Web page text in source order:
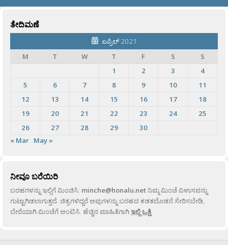
ತೇದಿಮಣೆ
ಏಪ್ರಿಲ್ 2021
M
T W T F S
S
1
2 3
4
5
6 7 8 9 10
11
12
13 14 15 16 17
18
19
20 21 22 23 24
25
26
27 28 29
30
« Mar May »
ನೀವೂ ಬರೆಯಿರಿ
ಬರಹಗಳನ್ನು ಇಲ್ಲಿಗೆ ಮಿಂಚಿಸಿ: minche@honalu.netನಿಮ್ಮ ಮಿಂಚೆ ವಿಳಾಸವನ್ನು
ಗುಟ್ಟಾಗಿಡಲಾಗುತ್ತದೆ. ಚಿತ್ರಗಳಿದ್ದರೆ ಅವುಗಳನ್ನು ಬರಹದ ಕಡತದೊಡನೆ ಸೇರಿಸಬೇಡಿ,
ಬೇರೆಯಾಗಿ ಮಿಂಚೆಗೆ ಅಂಟಿಸಿ. ಹೆಚ್ಚಿನ ಮಾಹಿತಿಗಾಗಿಇಲ್ಲಿ ಒತ್ತಿ.